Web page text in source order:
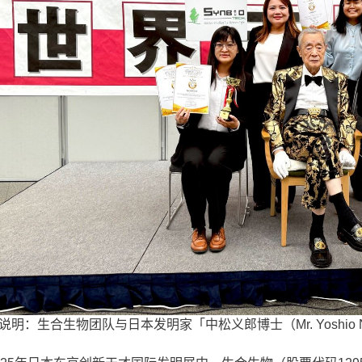
明：生合生物团队与日本发明家「中松义郎博士（Mr. Yoshio